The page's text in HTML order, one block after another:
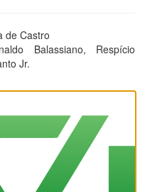
de Castro
Balassiano, Respício
Jr.